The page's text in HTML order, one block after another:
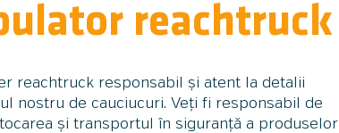
reachtruck
reachtruck responsabil și atent la detalii
nostru de cauciucuri. Veți fi responsabil de
și transportul în siguranță a produselor